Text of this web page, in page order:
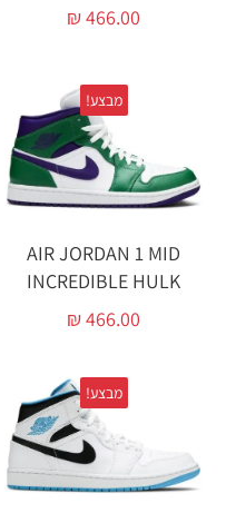
₪466.00
מבצע!
AIR JORDAN 1 MID
INCREDIBLE HULK
₪466.00
מבצע!